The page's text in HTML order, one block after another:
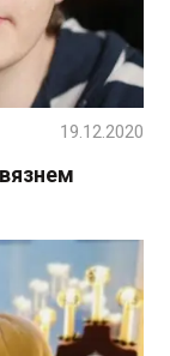
19.12.2020